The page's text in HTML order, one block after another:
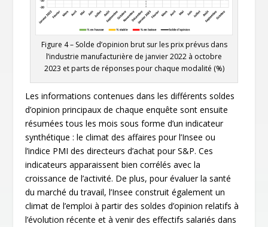
Figure 4– Solde d’opinion brut sur les prix prévus dans
l’industrie manufacturière de janvier 2022 à octobre
2023 et parts de réponses pour chaque modalité (%)
Les informations contenues dans les différents soldes
d’opinion principaux de chaque enquête sont ensuite
résumées tous les mois sous forme d’un indicateur
synthétique : le climat des affaires pour l’Insee ou
l’indice PMI des directeurs d’achat pour S&P. Ces
indicateurs apparaissent bien corrélés avec la
croissance de l’activité. De plus, pour évaluer la santé
du marché du travail, l’Insee construit également un
climat de l’emploi à partir des soldes d’opinion relatifs à
l’évolution récente et à venir des effectifs salariés dans